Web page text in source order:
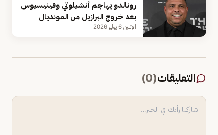
رونالدو يهاجم أنشيلوتي وفينيسيوس
بعد خروج البرازيل من المونديال
الإثنين 6 يوليو 2026
التعليقات(
0
)